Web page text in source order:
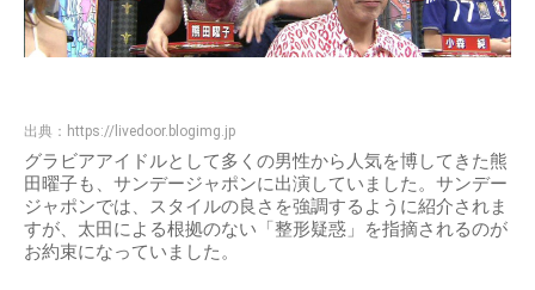
出典： https://livedoor.blogimg.jp
グラビアアイドルとして多くの男性から人気を博してきた熊
田曜子も、サンデージャポンに出演していました。サンデー
ジャポンでは、スタイルの良さを強調するように紹介されま
すが、太田による根拠のない「整形疑惑」を指摘されるのが
お約束になっていました。